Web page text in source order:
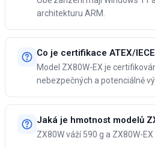
architekturu ARM.
Co je certifikace ATEX/
Model ZX80W-EX je
nebezpečných a potenciálně
Jaká je hmotnost modelů
ZX80W váží 590 g a ZX80W-